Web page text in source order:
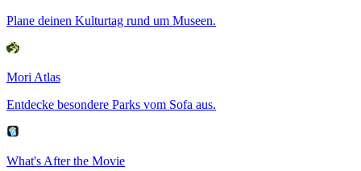
Plane deinen Kulturtag rund um Museen.
Mori Atlas
Entdecke besondere Parks vom Sofa aus.
What's After the Movie